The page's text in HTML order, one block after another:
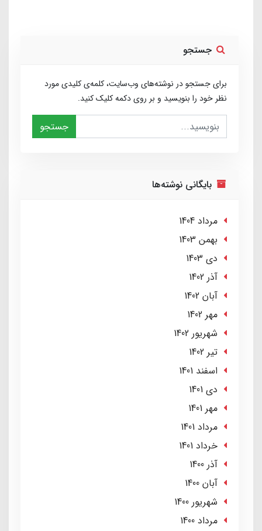
جستجو
برای جستجو در نوشته‌های وب‌سایت، کلمه‌ی کلیدی مورد
نظر خود را بنویسید و بر روی دکمه کلیک کنید.
جستجو
بایگانی نوشته‌ها
مرداد 1404
بهمن 1403
دی 1403
آذر 1402
آبان 1402
مهر 1402
شهریور 1402
تير 1402
اسفند 1401
دی 1401
مهر 1401
مرداد 1401
خرداد 1401
آذر 1400
آبان 1400
شهریور 1400
مرداد 1400